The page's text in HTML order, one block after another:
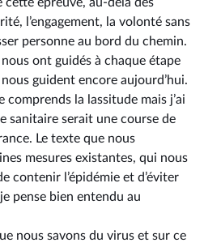
l’engagement, la volonté sans
personne au bord du chemin.
ont guidés à chaque étape
guident encore aujourd’hui.
comprends la lassitude mais j’ai
sanitaire serait une course de
Le texte que nous
mesures existantes, qui nous
contenir l’épidémie et d’éviter
pense bien entendu au
nous savons du virus et sur ce